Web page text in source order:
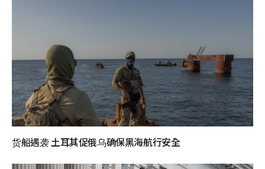
货船遇袭 土耳其促俄乌确保黑海航行安全